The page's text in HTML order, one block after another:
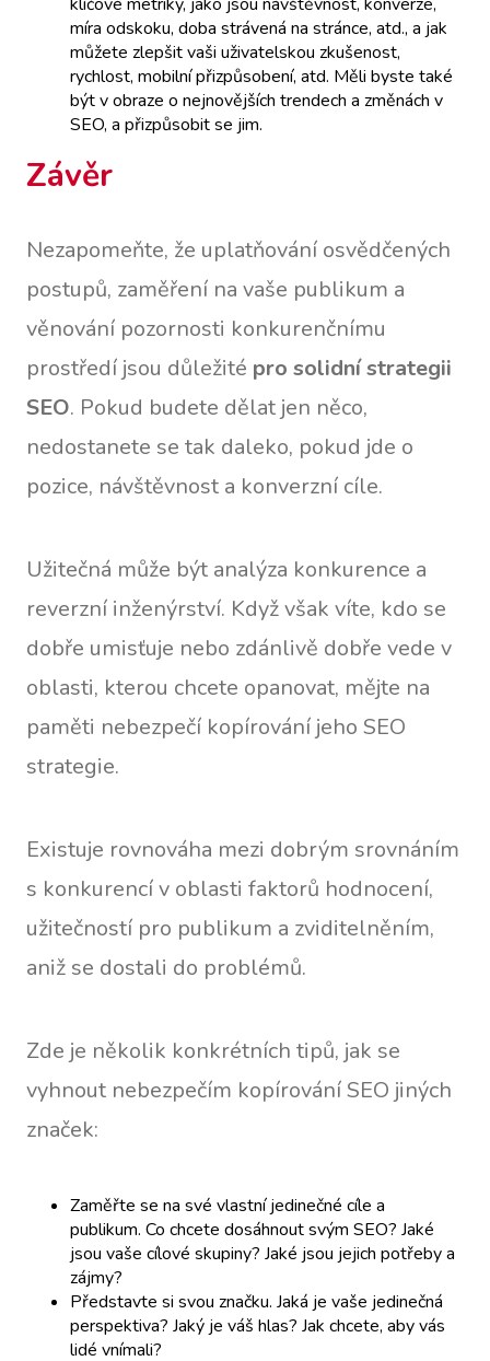
míra odskoku, doba strávená na stránce, atd., a jak
můžete zlepšit vaši uživatelskou zkušenost,
rychlost, mobilní přizpůsobení, atd. Měli byste také
být v obraze o nejnovějších trendech a změnách v
SEO, a přizpůsobit se jim.
Závěr
Nezapomeňte, že uplatňování osvědčených
postupů, zaměření na vaše publikum a
věnování pozornosti konkurenčnímu
prostředí jsou důležité pro solidní strategii
SEO. Pokud budete dělat jen něco,
nedostanete se tak daleko, pokud jde o
pozice, návštěvnost a konverzní cíle.
Užitečná může být analýza konkurence a
reverzní inženýrství. Když však víte, kdo se
dobře umisťuje nebo zdánlivě dobře vede v
oblasti, kterou chcete opanovat, mějte na
paměti nebezpečí kopírování jeho SEO
strategie.
Existuje rovnováha mezi dobrým srovnáním
s konkurencí v oblasti faktorů hodnocení,
užitečností pro publikum a zviditelněním,
aniž se dostali do problémů.
Zde je několik konkrétních tipů, jak se
vyhnout nebezpečím kopírování SEO jiných
značek:
Zaměřte se na své vlastní jedinečné cíle a
publikum. Co chcete dosáhnout svým SEO? Jaké
jsou vaše cílové skupiny? Jaké jsou jejich potřeby a
zájmy?
Představte si svou značku. Jaká je vaše jedinečná
perspektiva? Jaký je váš hlas? Jak chcete, aby vás
lidé vnímali?